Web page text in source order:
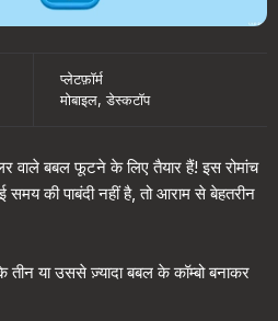
प्लेटफ़ॉर्म
मोबाइल, डेस्कटॉप
वाले बबल फूटने के लिए तैयार हैं! इस रोमांच
की पाबंदी नहीं है, तो आराम से बेहतरीन
या उससे ज़्यादा बबल के कॉम्बो बनाकर